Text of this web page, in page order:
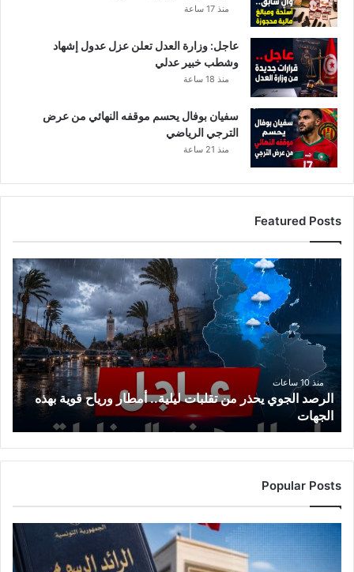
منذ 17 ساعة
عاجل: وزارة العدل تعلن عزل عدول إشهاد
وشطب خبير عدلي
منذ 18 ساعة
سفيان بوفال يحسم موقفه النهائي من عرض
الترجي الرياضي
منذ 21 ساعة
Featured Posts
الرصد
الجوي
يحذر
تقلبات
ليلية..
أمطار
ورياح
قوية
بهذه
الجهات
منذ 10 ساعات
الرصد الجوي يحذر من تقلبات ليلية.. أمطار ورياح قوية بهذه
الجهات
Popular Posts